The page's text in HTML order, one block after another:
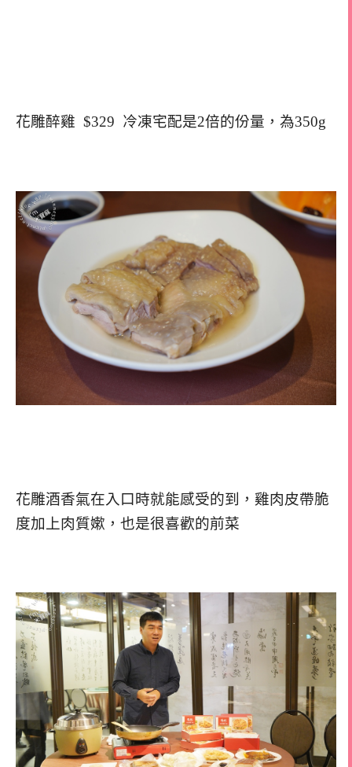
花雕醉雞 $329 冷凍宅配是2倍的份量，為350g
花雕酒香氣在入口時就能感受的到，雞肉皮帶脆
度加上肉質嫰，也是很喜歡的前菜